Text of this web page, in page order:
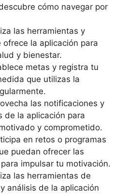
cómo navegar por
las herramientas y
ofrece la aplicación para
y bienestar.
metas y registra tu
que utilizas la
las notificaciones y
de la aplicación para
y comprometido.
en retos o programas
puedan ofrecer las
impulsar tu motivación.
las herramientas de
análisis de la aplicación